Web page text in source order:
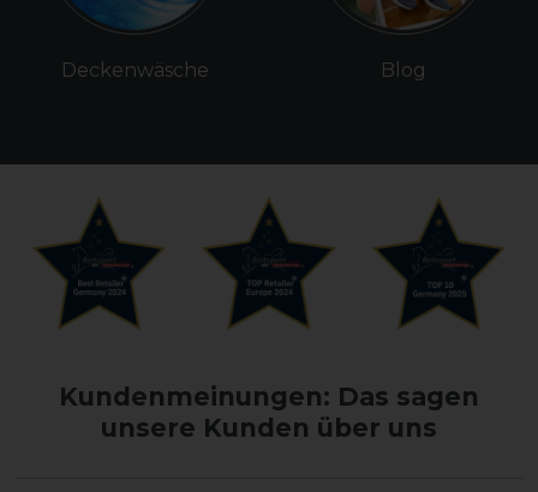
Deckenwäsche Blog
Kundenmeinungen: Das sagen
unsere Kunden über uns